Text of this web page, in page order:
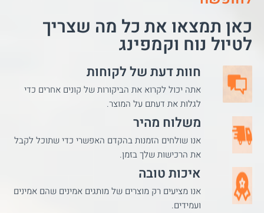
כאן תמצאו את כל מה שצריך
לטיול נוח וקמפינג
חוות דעת של לקוחות
אתה יכול לקרוא את הביקורות של קונים אחרים כדי
לגלות את דעתם על המוצר.
משלוח מהיר
אנו שולחים הזמנות בהקדם האפשרי כדי שתוכל לקבל
את הרכישות שלך בזמן.
איכות טובה
אנו מציעים רק מוצרים של מותגים אמינים שהם אמינים
ועמידים.